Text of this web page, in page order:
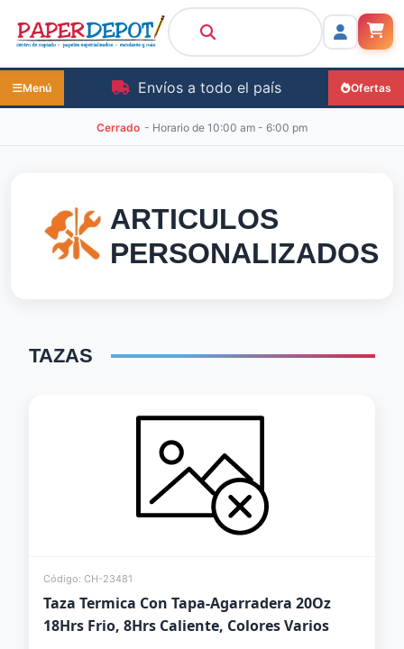
Menú Envíos a todo el país Ofertas
Cerrado - Horario de 10:00 am - 6:00 pm
ARTICULOS
PERSONALIZADOS
TAZAS
Código: CH-23481
Taza Termica Con Tapa-Agarradera 20Oz
18Hrs Frio, 8Hrs Caliente, Colores Varios